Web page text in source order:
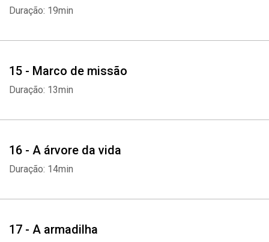
Duração: 19min
15 - Marco de missão
Duração: 13min
16 - A árvore da vida
Duração: 14min
17 - A armadilha